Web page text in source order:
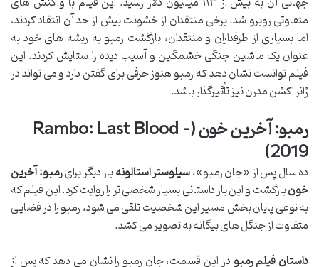
متفاوتی روبرو شد. برخی منتقدان از خشونت بیش از حد آن انتقاد کردند،
اما بسیاری از طرفداران و منتقدان، بازگشت رمبو به ریشه های خود به
عنوان یک ماشین جنگی خشمگین و آسیب دیده را ستایش کردند. این
فیلم توانست نشان دهد که رمبو هنوز حرفی برای گفتن دارد و می تواند در
ژانر اکشن مدرن نیز تأثیرگذار باشد.
رمبو: آخرین خون (Rambo: Last Blood –
2019)
ده سال پس از «جان رمبو»،سیلوستر استالونهبار دیگر برایرمبو: آخرین
خونبازگشت و این بار داستانی بسیار شخصی تر را روایت کرد. این فیلم که
به نوعی پایان بخش مسیر این شخصیت تلقی می شود، رمبو را در فضایی
متفاوت از جنگل های بیگانه به تصویر می کشد.
داستان فیلم رمبودر این قسمت، جان رمبو را نشان می دهد که پس از